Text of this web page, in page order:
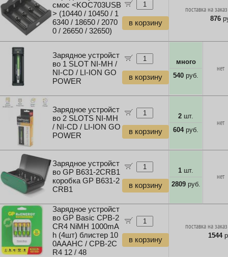
смос <KOC703USB
> (10440 / 10450 / 1
6340 / 18650 / 2070
0 / 26650 / 32650)
в корзину
поставка на
876
Зарядное устройст
во 1 SLOT NI-MH /
NI-CD / LI-ION GO
POWER
в корзину
много
540 руб.
нет
Зарядное устройст
во 2 SLOTS NI-MH
/ NI-CD / LI-ION GO
POWER
в корзину
2 шт.
604руб.
нет
Зарядное устройст
во GP B631-2CRB1
коробка GP B631-2
CRB1
в корзину
1 шт.
2809руб.
нет
Зарядное устройст
во GP Basic CPB-2
CR4 NiMH 1000mA
h (4шт) блистер 10
0AAAHC / CPB-2C
R4 12 / 48
в корзину
поставка на
1544